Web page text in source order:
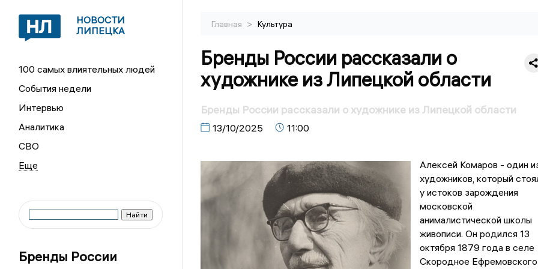
НОВОСТИ
ЛИПЕЦКА
100 самых влиятельных людей
События недели
Интервью
Аналитика
СВО
Бренды России
Главная > Культура
Бренды России рассказали о
художнике из Липецкой области
Бренды России рассказали о художнике из Липецкой области
13/10/2025 11:00
Алексей Комаров - один
художников, который
у истоков зарождения
московской
анималистической школы
живописи. Он родился 13
октября 1879 года в селе
Скородное Ефремовского